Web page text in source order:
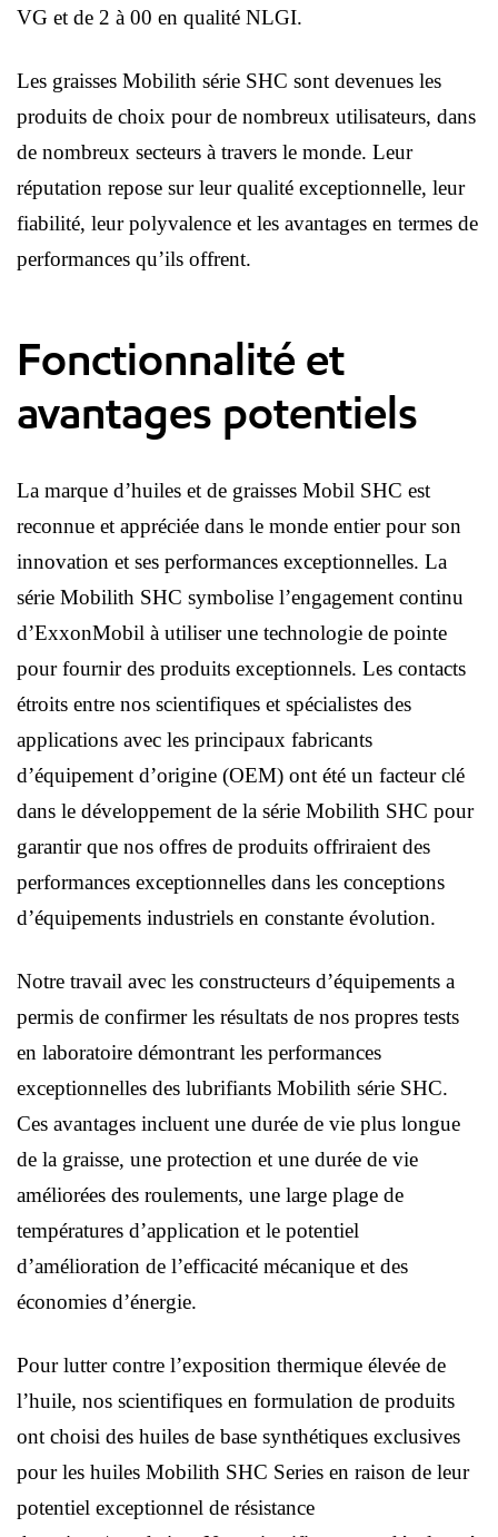
VG et de 2 à 00 en qualité NLGI.
Les graisses Mobilith série SHC sont devenues les
produits de choix pour de nombreux utilisateurs, dans
de nombreux secteurs à travers le monde. Leur
réputation repose sur leur qualité exceptionnelle, leur
fiabilité, leur polyvalence et les avantages en termes de
performances qu’ils offrent.
Fonctionnalité et
avantages potentiels
La marque d’huiles et de graisses Mobil SHC est
reconnue et appréciée dans le monde entier pour son
innovation et ses performances exceptionnelles. La
série Mobilith SHC symbolise l’engagement continu
d’ExxonMobil à utiliser une technologie de pointe
pour fournir des produits exceptionnels. Les contacts
étroits entre nos scientifiques et spécialistes des
applications avec les principaux fabricants
d’équipement d’origine (OEM) ont été un facteur clé
dans le développement de la série Mobilith SHC pour
garantir que nos offres de produits offriraient des
performances exceptionnelles dans les conceptions
d’équipements industriels en constante évolution.
Notre travail avec les constructeurs d’équipements a
permis de confirmer les résultats de nos propres tests
en laboratoire démontrant les performances
exceptionnelles des lubrifiants Mobilith série SHC.
Ces avantages incluent une durée de vie plus longue
de la graisse, une protection et une durée de vie
améliorées des roulements, une large plage de
températures d’application et le potentiel
d’amélioration de l’efficacité mécanique et des
économies d’énergie.
Pour lutter contre l’exposition thermique élevée de
l’huile, nos scientifiques en formulation de produits
ont choisi des huiles de base synthétiques exclusives
pour les huiles Mobilith SHC Series en raison de leur
potentiel exceptionnel de résistance